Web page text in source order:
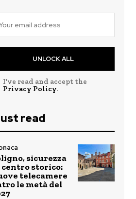
UNLOCK ALL
I've read and accept the
Privacy Policy.
read
sicurezza
centro storico:
telecamere
le metà del